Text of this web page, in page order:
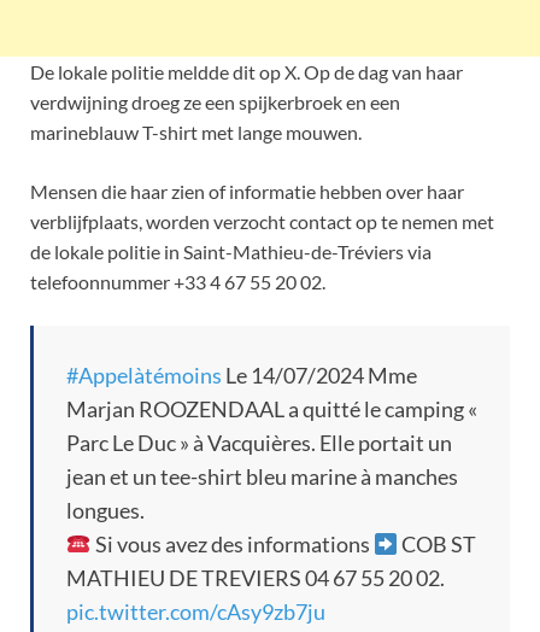
De lokale politie meldde dit op X. Op de dag van haar
verdwijning droeg ze een spijkerbroek en een
marineblauw T-shirt met lange mouwen.
Mensen die haar zien of informatie hebben over haar
verblijfplaats, worden verzocht contact op te nemen met
de lokale politie in Saint-Mathieu-de-Tréviers via
telefoonnummer +33 4 67 55 20 02.
#Appelàtémoins Le 14/07/2024 Mme
Marjan ROOZENDAAL a quitté le camping «
Parc Le Duc » à Vacquières. Elle portait un
jean et un tee-shirt bleu marine à manches
longues.
Si vous avez des informations
COB ST
MATHIEU DE TREVIERS 04 67 55 20 02.
pic.twitter.com/cAsy9zb7ju